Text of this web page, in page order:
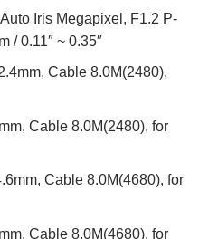
Iris Megapixel, F1.2 P-
/ 0.11″ ~ 0.35″
Cable 8.0M(2480),
Cable 8.0M(2480), for
Cable 8.0M(4680), for
Cable 8.0M(4680), for